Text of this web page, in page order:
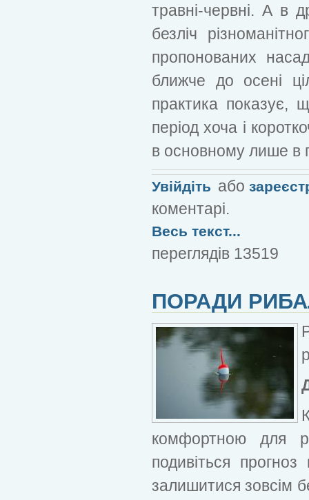
травні-червні. А в
безліч
пропонованих
ближче до осені
практика показує,
період хоча і
в основному лише в
Увійдіть або
коментарі.
Весь текст...
переглядів 13519
ПОРАДИ
комфортною для
подивіться
залишитися зовсім